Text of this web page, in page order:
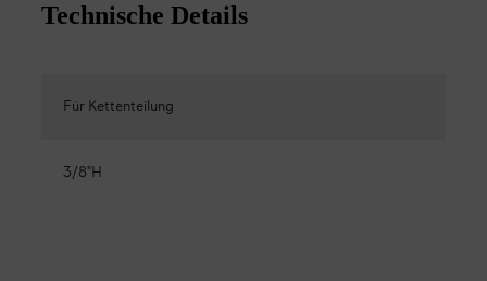
Technische Details
Für Kettenteilung
3/8"H